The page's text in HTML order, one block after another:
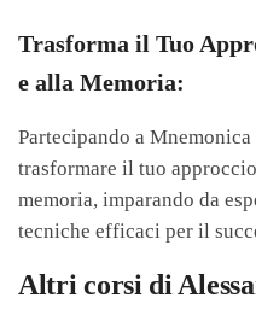
Trasforma il Tuo
e alla Memoria:
Partecipando a
trasformare il tuo
memoria, imparando da
tecniche efficaci per il
Altri corsi di